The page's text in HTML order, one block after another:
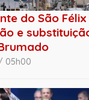
do São
e
05h00